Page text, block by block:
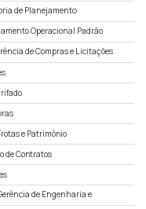
de Planejamento
Operacional Padrão
de Compras e Licitações
e Patrimônio
de Contratos
de Engenharia e